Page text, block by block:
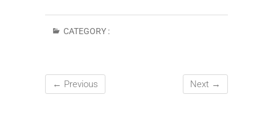
CATEGORY :
← Previous Next →